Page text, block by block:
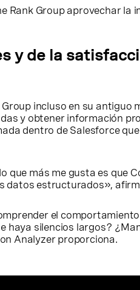
Rank Group aprovechar la
y de la
incluso en su
y obtener información
dentro de Salesforce
que más me gusta es
datos estructurados»,
el
haya silencios largos?
Analyzer proporciona.